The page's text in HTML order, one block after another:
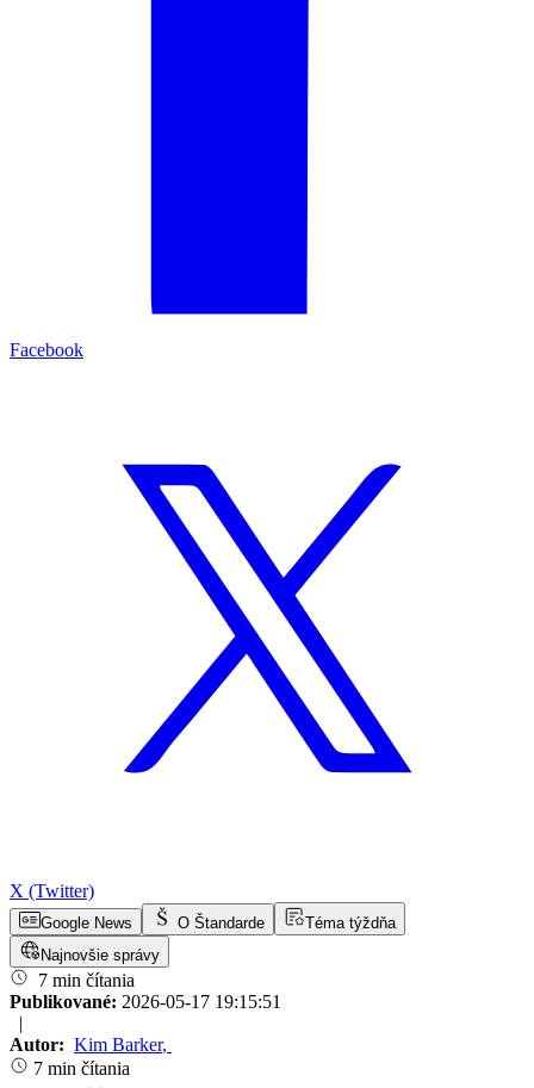
Facebook
X (Twitter)
Google News O Štandarde
Téma týždňa
Najnovšie správy
7 min čítania
Publikované: 2026-05-17 19:15:51
|
Autor: Kim Barker,
7 min čítania